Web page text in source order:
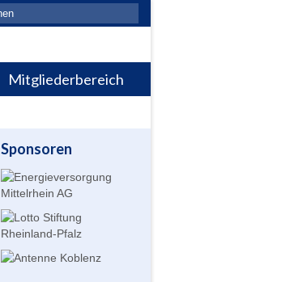
Mitgliederbereich
Sponsoren